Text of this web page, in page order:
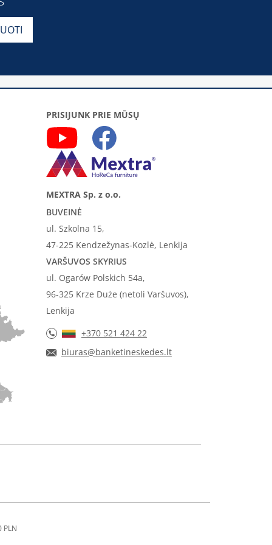
PRISIJUNK PRIE MŪSŲ
MEXTRA Sp. z o.o.
BUVEINĖ
ul. Szkolna 15,
47-225 Kendzežynas-Kozlė, Lenkija
VARŠUVOS SKYRIUS
ul. Ogarów Polskich 54a,
96-325 Krze Duże (netoli Varšuvos),
Lenkija
+370 521 424 22
biuras@banketineskedes.lt
PLN